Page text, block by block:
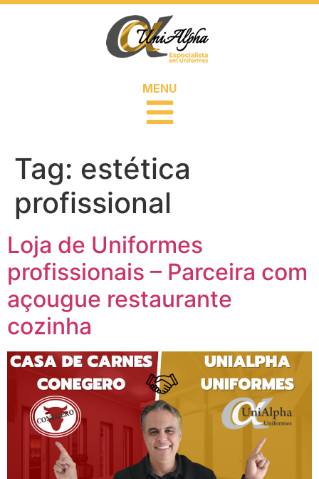
MENU
Tag: estética
profissional
Loja de Uniformes
profissionais – Parceira com
açougue restaurante
cozinha